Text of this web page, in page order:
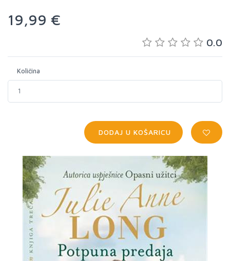
19,99 €
0.0
Količina
DODAJ U KOŠARICU